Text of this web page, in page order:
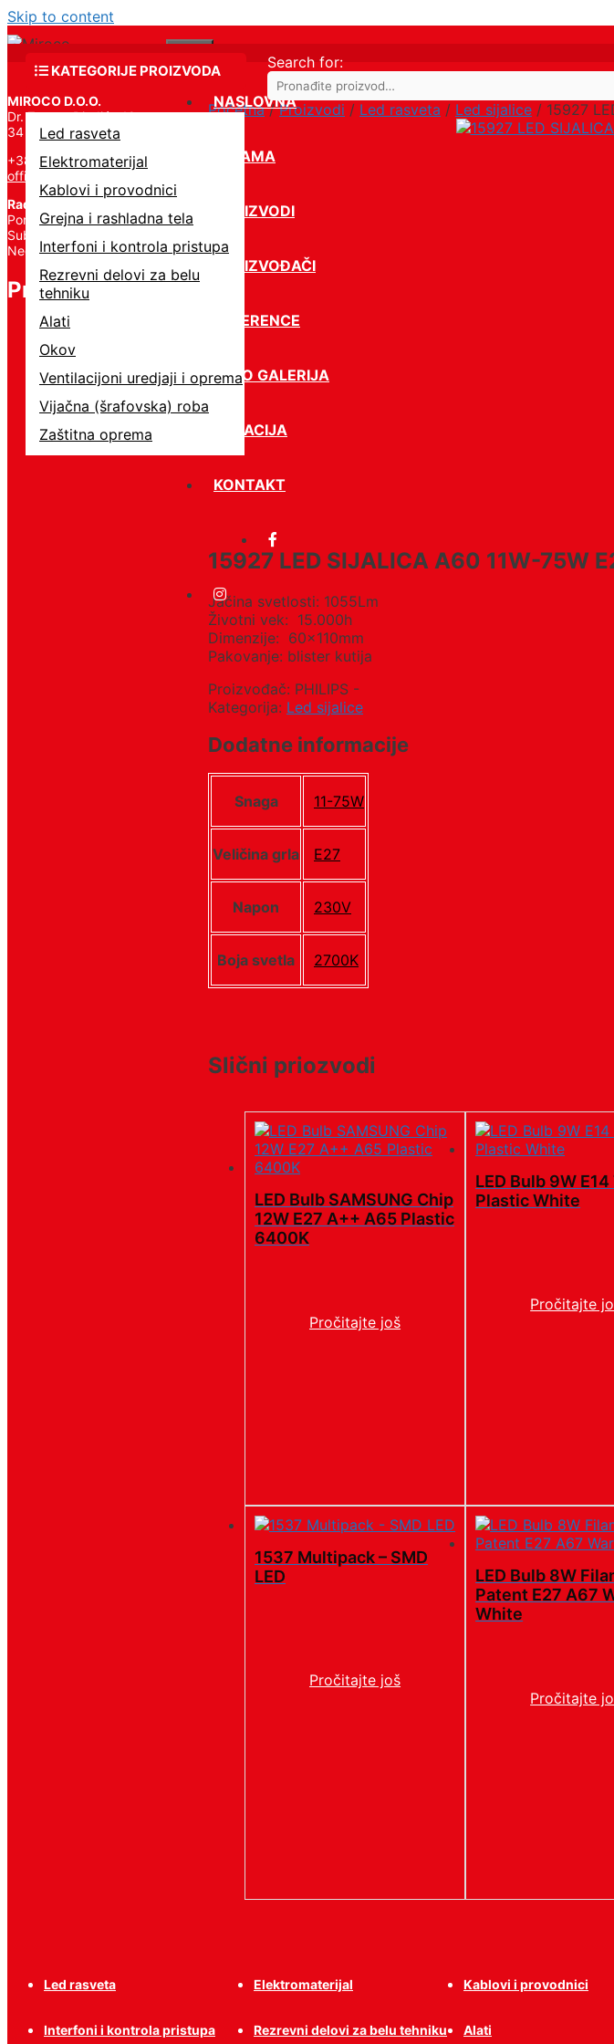
Skip to content
NASLOVNA
O NAMA
PROIZVODI
PROIZVOĐAČI
REFERENCE
FOTO GALERIJA
LOKACIJA
KONTAKT
KATEGORIJE PROIZVODA Search for:
Led rasveta
Elektromaterijal
Kablovi i provodnici
Grejna i rashladna tela
Interfoni i kontrola pristupa
Rezrevni delovi za belu
tehniku
Alati
Okov
Ventilacijoni uredjaji i oprema
Vijačna (šrafovska) roba
Zaštitna oprema
Početna/Proizvodi / Led rasveta / Led sijalice / 15927
15927 LED SIJALICA A60 11W-75W
Jačina svetlosti: 1055Lm
Životni vek: 15.000h
Dimenzije: 60x110mm
Pakovanje: blister kutija
Proizvođač: PHILIPS -
Kategorija: Led sijalice
Dodatne informacije
Snaga 11-75W
Veličina grla E27
Napon 230V
Boja svetla 2700K
Slični priozvodi
LED Bulb SAMSUNG Chip
12W E27 A++ A65 Plastic
6400K
Pročitajte još
LED Bulb 9W
Plastic White
Pročitajte
1537 Multipack – SMD
LED
Pročitajte još
LED Bulb 8W
Patent E27 A67
White
Pročitajte
MIROCO D.O.O.
Dr. Zorana Đinđića 19,
34 000 Kragujevac
+381 34 331 824
office@miroco.rs
Radno vreme
Pon – Petak | 8:00 – 20:00,
Subota | 8:00 – 15:00,
Nedelja – Ne radimo
Proizvodi
Led rasveta Elektromaterijal Kablovi i provodnici
Interfoni i kontrola pristupa Rezrevni delovi za belu tehniku Alati